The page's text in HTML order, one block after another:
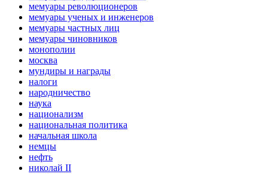
мемуары революционеров
мемуары ученых и инженеров
мемуары частных лиц
мемуары чиновников
монополии
москва
мундиры и награды
налоги
народничество
наука
национализм
национальная политика
начальная школа
немцы
нефть
николай II